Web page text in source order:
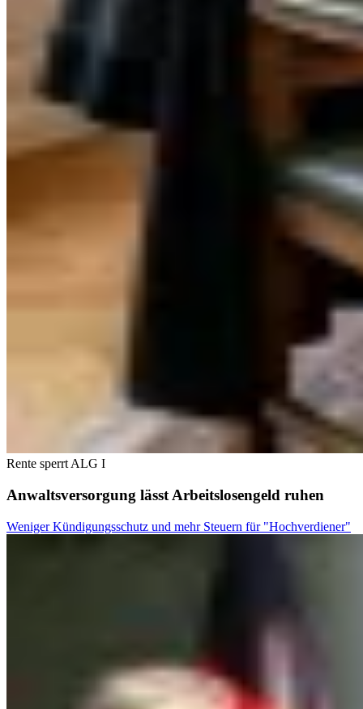
Rente sperrt ALG I
Anwaltsversorgung lässt Arbeitslosengeld ruhen
Weniger Kündigungsschutz und mehr Steuern für "Hochverdiener"